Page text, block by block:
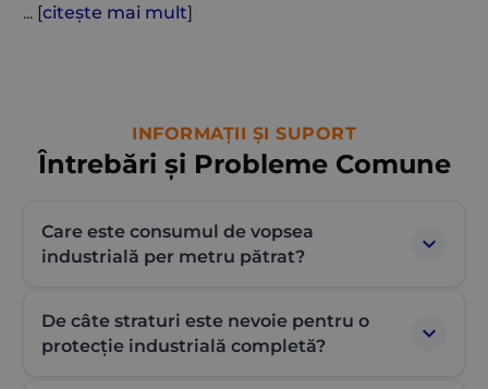
... [citește mai mult]
INFORMAȚII ȘI SUPORT
Întrebări și Probleme Comune
Care este consumul de vopsea
industrială per metru pătrat?
Consumul specific al vopselelor industriale
variază între 110 și 150 g/m²/strat, în funcție de
De câte straturi este nevoie pentru o
protecție industrială completă?